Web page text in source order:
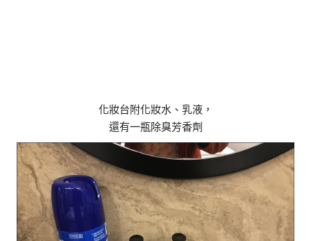
化妝台附化妝水、乳液，
還有一瓶除臭芳香劑